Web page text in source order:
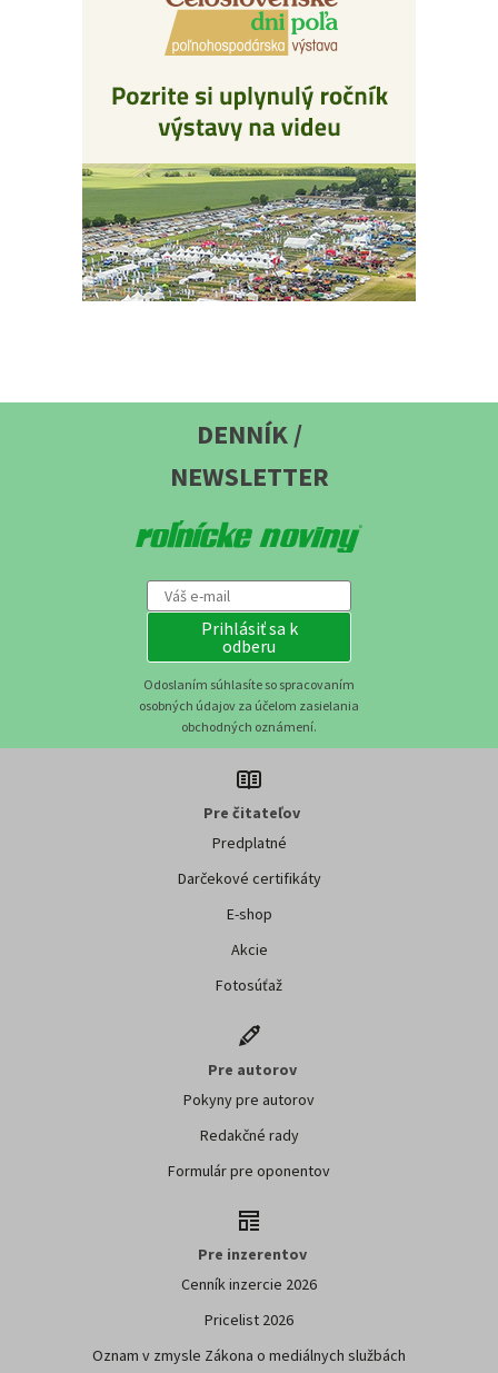
DENNÍK /
NEWSLETTER
Prihlásiť sa k
odberu
Odoslaním súhlasíte so spracovaním
osobných údajov za účelom zasielania
obchodných oznámení.
Pre čitateľov
Predplatné
Darčekové certifikáty
E-shop
Akcie
Fotosúťaž
Pre autorov
Pokyny pre autorov
Redakčné rady
Formulár pre oponentov
Pre inzerentov
Cenník inzercie 2026
Pricelist 2026
Oznam v zmysle Zákona o mediálnych službách